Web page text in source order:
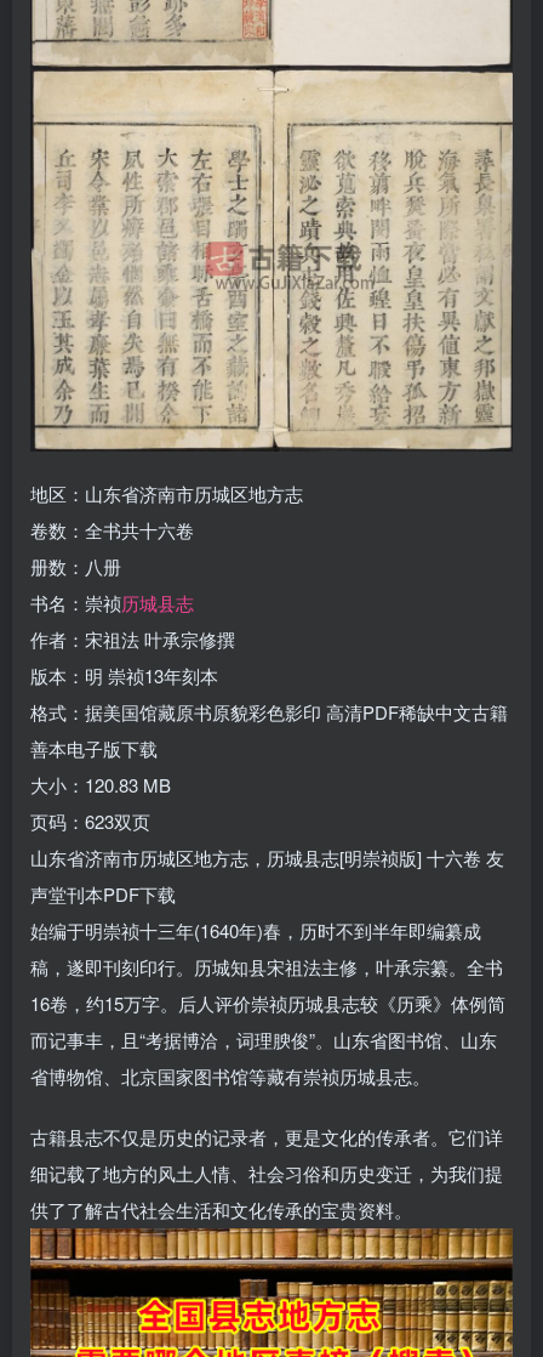
地区：山东省济南市历城区地方志
卷数：全书共十六卷
册数：八册
书名：崇祯历城县志
作者：宋祖法 叶承宗修撰
版本：明 崇祯13年刻本
格式：据美国馆藏原书原貌彩色影印 高清PDF稀缺中文古籍
善本电子版下载
大小：120.83 MB
页码：623双页
山东省济南市历城区地方志，历城县志[明崇祯版] 十六卷 友
声堂刊本PDF下载
始编于明崇祯十三年(1640年)春，历时不到半年即编纂成
稿，遂即刊刻印行。历城知县宋祖法主修，叶承宗纂。全书
16卷，约15万字。后人评价崇祯历城县志较《历乘》体例简
而记事丰，且“考据博洽，词理腴俊”。山东省图书馆、山东
省博物馆、北京国家图书馆等藏有崇祯历城县志。
古籍县志不仅是历史的记录者，更是文化的传承者。它们详
细记载了地方的风土人情、社会习俗和历史变迁，为我们提
供了了解古代社会生活和文化传承的宝贵资料。